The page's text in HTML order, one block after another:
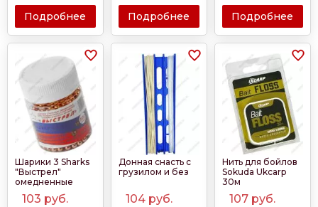
Подробнее Подробнее Подробнее
Шарики 3 Sharks
"Выстрел"
омедненные
500шт
103 руб.
Донная снасть с
грузилом и без
104 руб.
Нить для бойлов
Sokuda Ukcarp
30м
107 руб.